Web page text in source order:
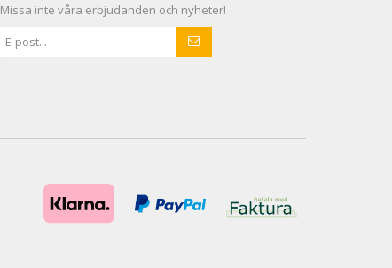
Missa inte våra erbjudanden och nyheter!